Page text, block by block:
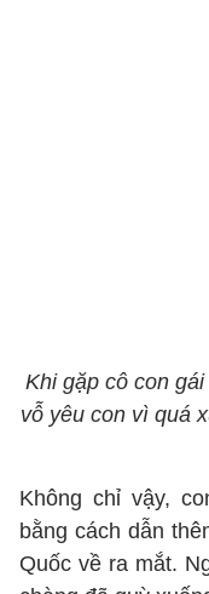
Khi gặp cô con
vỗ yêu con vì quá
Không chỉ vậy,
bằng cách dẫn
Quốc về ra mắt.